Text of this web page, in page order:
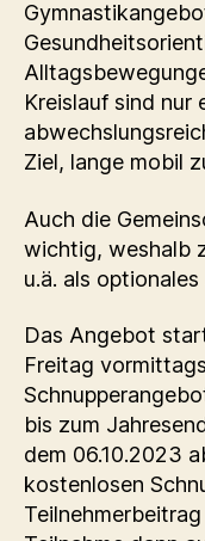
Kreislauf sind nur
Ziel, lange mobil
Auch die
wichtig, weshalb
u.ä. als
Das Angebot
Freitag
bis zum
dem 06.10.2023
kostenlosen